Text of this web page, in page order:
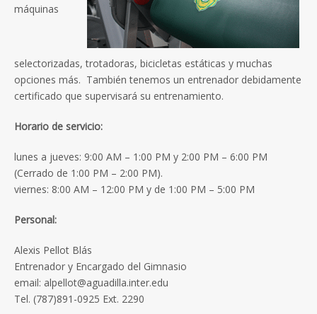
máquinas
selectorizadas, trotadoras, bicicletas estáticas y muchas
opciones más. También tenemos un entrenador debidamente
certificado que supervisará su entrenamiento.
Horario de servicio:
lunes a jueves: 9:00 AM – 1:00 PM y 2:00 PM – 6:00 PM
(Cerrado de 1:00 PM – 2:00 PM).
viernes: 8:00 AM – 12:00 PM y de 1:00 PM – 5:00 PM
Personal:
Alexis Pellot Blás
Entrenador y Encargado del Gimnasio
email: alpellot@aguadilla.inter.edu
Tel. (787)891-0925 Ext. 2290